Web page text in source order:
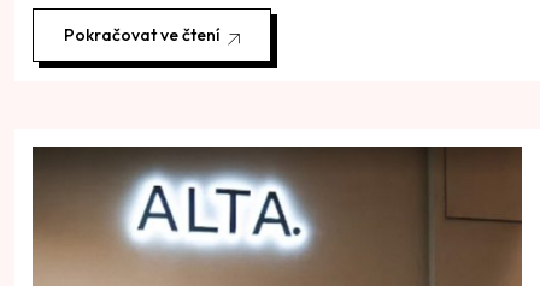
Pokračovat ve čtení